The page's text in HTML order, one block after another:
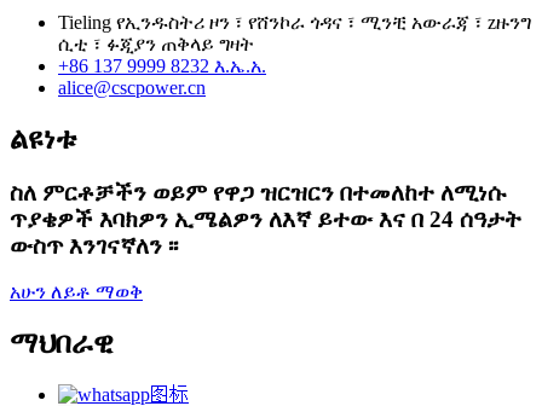
Tieling የኢንዱስትሪ ዞን ፣ የሸንኮራ ጎዳና ፣ ሚንቺ አውራጃ ፣ zዙንግ
ሲቲ ፣ ፉጂያን ጠቅላይ ግዛት
+86 137 9999 8232 እ.ኤ.አ.
alice@cscpower.cn
ልዩነቱ
ስለ ምርቶቻችን ወይም የዋጋ ዝርዝርን በተመለከተ ለሚነሱ
ጥያቄዎች እባክዎን ኢሜልዎን ለእኛ ይተው እና በ 24 ሰዓታት
ውስጥ እንገናኛለን ፡፡
አሁን ለይቶ ማወቅ
ማህበራዊ